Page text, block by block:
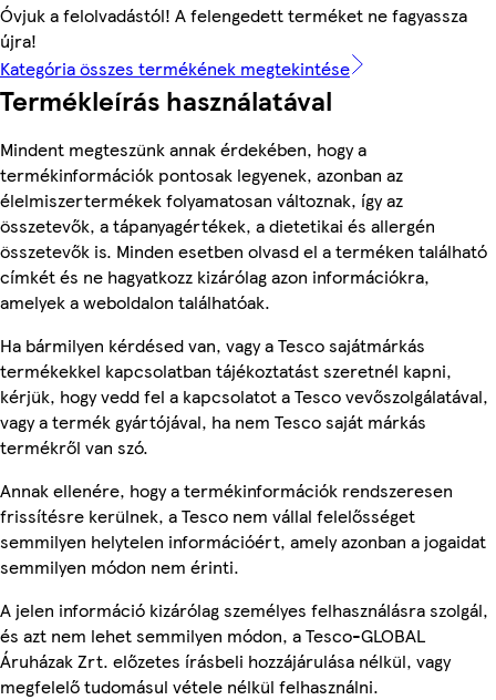
Óvjuk a felolvadástól! A felengedett terméket ne fagyassza
újra!
Kategória összes termékének megtekintése
Termékleírás használatával
Mindent megteszünk annak érdekében, hogy a
termékinformációk pontosak legyenek, azonban az
élelmiszertermékek folyamatosan változnak, így az
összetevők, a tápanyagértékek, a dietetikai és allergén
összetevők is. Minden esetben olvasd el a terméken található
címkét és ne hagyatkozz kizárólag azon információkra,
amelyek a weboldalon találhatóak.
Ha bármilyen kérdésed van, vagy a Tesco sajátmárkás
termékekkel kapcsolatban tájékoztatást szeretnél kapni,
kérjük, hogy vedd fel a kapcsolatot a Tesco vevőszolgálatával,
vagy a termék gyártójával, ha nem Tesco saját márkás
termékről van szó.
Annak ellenére, hogy a termékinformációk rendszeresen
frissítésre kerülnek, a Tesco nem vállal felelősséget
semmilyen helytelen információért, amely azonban a jogaidat
semmilyen módon nem érinti.
A jelen információ kizárólag személyes felhasználásra szolgál,
és azt nem lehet semmilyen módon, a Tesco-GLOBAL
Áruházak Zrt. előzetes írásbeli hozzájárulása nélkül, vagy
megfelelő tudomásul vétele nélkül felhasználni.